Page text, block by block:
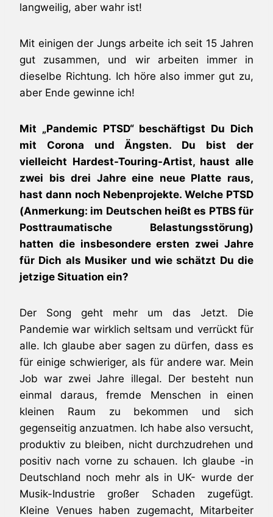
langweilig, aber wahr ist!
Mit einigen der Jungs arbeite ich seit 15 Jahren
gut zusammen, und wir arbeiten immer in
dieselbe Richtung. Ich höre also immer gut zu,
aber Ende gewinne ich!
Mit „Pandemic PTSD“ beschäftigst Du Dich
mit Corona und Ängsten. Du bist der
vielleicht Hardest-Touring-Artist, haust alle
zwei bis drei Jahre eine neue Platte raus,
hast dann noch Nebenprojekte. Welche PTSD
(Anmerkung: im Deutschen heißt es PTBS für
Posttraumatische Belastungsstörung)
hatten die insbesondere ersten zwei Jahre
für Dich als Musiker und wie schätzt Du die
jetzige Situation ein?
Der Song geht mehr um das Jetzt. Die
Pandemie war wirklich seltsam und verrückt für
alle. Ich glaube aber sagen zu dürfen, dass es
für einige schwieriger, als für andere war. Mein
Job war zwei Jahre illegal. Der besteht nun
einmal daraus, fremde Menschen in einen
kleinen Raum zu bekommen und sich
gegenseitig anzuatmen. Ich habe also versucht,
produktiv zu bleiben, nicht durchzudrehen und
positiv nach vorne zu schauen. Ich glaube -in
Deutschland noch mehr als in UK- wurde der
Musik-Industrie großer Schaden zugefügt.
Kleine Venues haben zugemacht, Mitarbeiter